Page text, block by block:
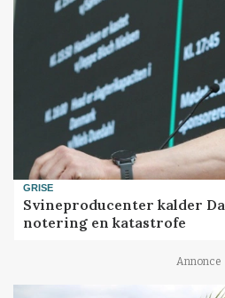
GRISE
Svineproducenter kalder
notering en katastrofe
Annonce